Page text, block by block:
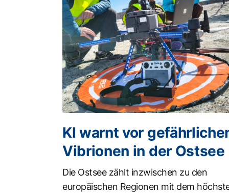
KI warnt vor
Vibrionen in der Ostsee
Die Ostsee zählt inzwischen zu den
europäischen Regionen mit dem